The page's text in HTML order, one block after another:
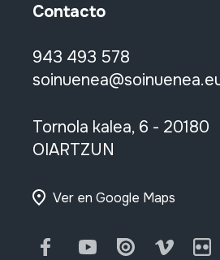
Contacto
943 493 578
Tornola kalea, 6 - 20180
OIARTZUN
Ver en Google Maps
FacebookYoutubeIssuu Vimeo